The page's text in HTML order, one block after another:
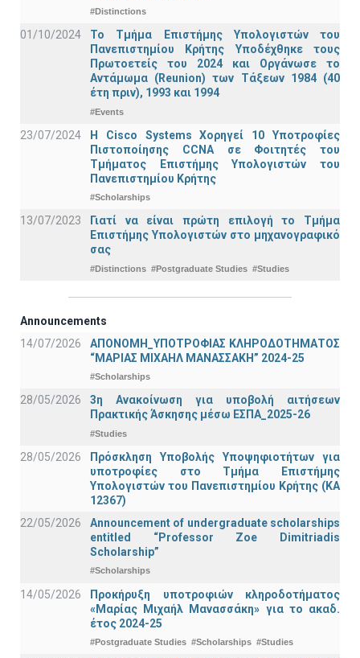
#Distinctions
01/10/2024
Το Τμήμα Επιστήμης Υπολογιστών του
Πανεπιστημίου Κρήτης Υποδέχθηκε τους
Πρωτοετείς του 2024 και Οργάνωσε το
Αντάμωμα (Reunion) των Τάξεων 1984 (40
έτη πριν), 1993 και 1994
#Events
23/07/2024
Η Cisco Systems Χορηγεί 10 Υποτροφίες
Πιστοποίησης CCNA σε Φοιτητές του
Τμήματος Επιστήμης Υπολογιστών του
Πανεπιστημίου Κρήτης
#Scholarships
13/07/2023
Γιατί να είναι πρώτη επιλογή το Τμήμα
Επιστήμης Υπολογιστών στο μηχανογραφικό
σας
#Distinctions #Postgraduate Studies #Studies
Announcements
14/07/2026
ΑΠΟΝΟΜΗ_ΥΠΟΤΡΟΦΙΑΣ ΚΛΗΡΟΔΟΤΗΜΑΤΟΣ
“ΜΑΡΙΑΣ ΜΙΧΑΗΛ ΜΑΝΑΣΣΑΚΗ” 2024-25
#Scholarships
28/05/2026
3η Ανακοίνωση για υποβολή αιτήσεων
Πρακτικής Άσκησης μέσω ΕΣΠΑ_2025-26
#Studies
28/05/2026
Πρόσκληση Υποβολής Υποψηφιοτήτων για
υποτροφίες στο Τμήμα Επιστήμης
Υπολογιστών του Πανεπιστημίου Κρήτης (ΚΑ
12367)
22/05/2026
Announcement of undergraduate scholarships
entitled “Professor Zoe Dimitriadis
Scholarship”
#Scholarships
14/05/2026
Προκήρυξη υποτροφιών κληροδοτήματος
«Μαρίας Μιχαήλ Μανασσάκη» για το ακαδ.
έτος 2024-25
#Postgraduate Studies #Scholarships #Studies